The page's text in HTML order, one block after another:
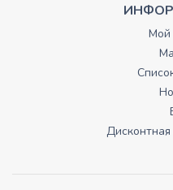
Мой